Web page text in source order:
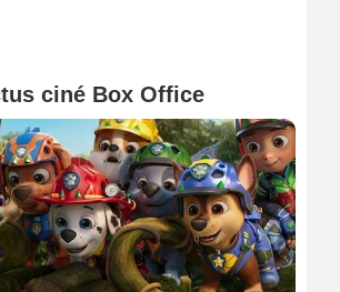
ciné Box Office